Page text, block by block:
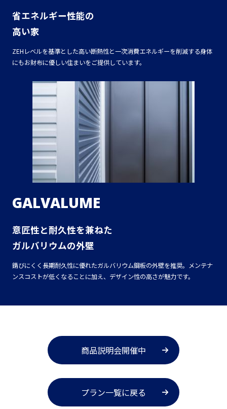
省エネルギー性能の
高い家
ZEHレベルを基準とした高い断熱性と一次消費エネルギーを削減する身体
にもお財布に優しい住まいをご提供しています。
GALVALUME
意匠性と耐久性を兼ねた
ガルバリウムの外壁
錆びにくく長期耐久性に優れたガルバリウム鋼板の外壁を推奨。メンテナ
ンスコストが低くなることに加え、デザイン性の高さが魅力です。
商品説明会開催中
プラン一覧に戻る